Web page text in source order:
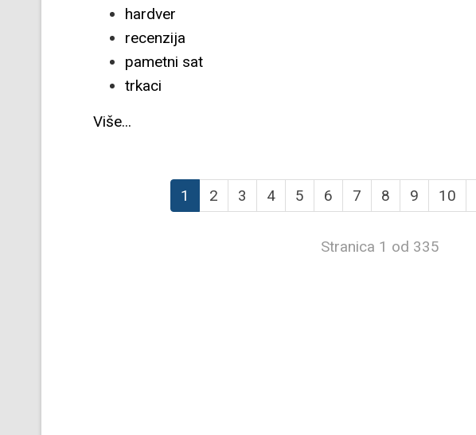
hardver
recenzija
pametni sat
trkaci
Više...
1 2 3 4 5 6 7 8 9 10
Stranica 1 od 335